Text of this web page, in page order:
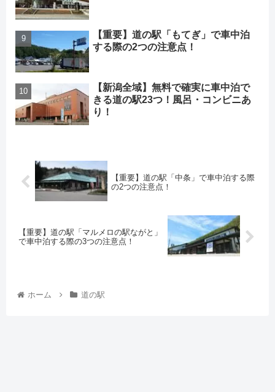
【重要】道の駅「もてぎ」で車中泊
する際の2つの注意点！
【新潟全域】無料で確実に車中泊で
きる道の駅23つ！風呂・コンビニあ
り！
【重要】道の駅「中条」で車中泊する際
の2つの注意点！
【重要】道の駅「マルメロの駅ながと」
で車中泊する際の3つの注意点！
ホーム 道の駅